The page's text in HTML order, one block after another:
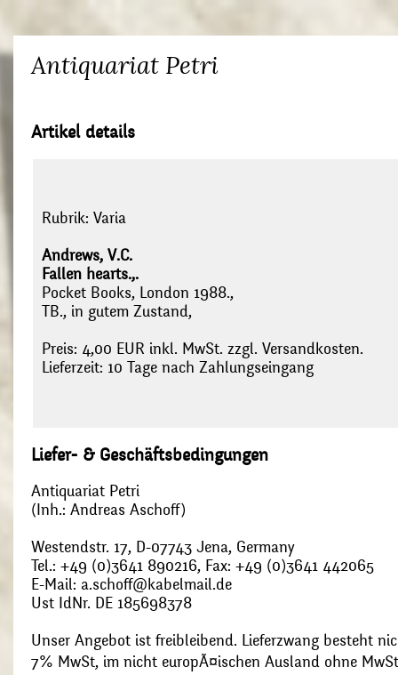
Antiquariat Petri
Artikel details
Rubrik: Varia
Andrews, V.C.
Fallen hearts.,.
Pocket Books, London 1988.,
TB., in gutem Zustand,
Preis: 4,00 EUR inkl. MwSt. zzgl. Versandkosten.
Lieferzeit: 10 Tage nach Zahlungseingang
Liefer- & Geschäftsbedingungen
Antiquariat Petri
(Inh.: Andreas Aschoff)
Westendstr. 17, D-07743 Jena, Germany
Tel.: +49 (0)3641 890216, Fax: +49 (0)3641 442065
E-Mail: a.schoff@kabelmail.de
Ust IdNr. DE 185698378
Unser Angebot ist freibleibend. Lieferzwang besteht
7% MwSt, im nicht europÃ¤ischen Ausland ohne